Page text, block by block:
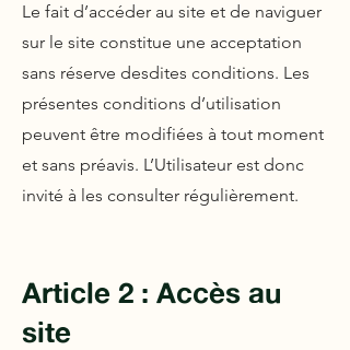
Le fait d’accéder au site et de naviguer
sur le site constitue une acceptation
sans réserve desdites conditions. Les
présentes conditions d’utilisation
peuvent être modifiées à tout moment
et sans préavis. L’Utilisateur est donc
invité à les consulter régulièrement.
Article 2 : Accès au
site